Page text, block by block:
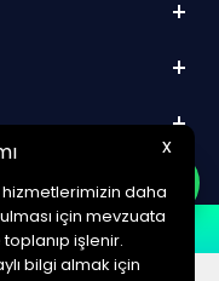
x
daha
için mevzuata
işlenir.
bilgi almak için
©2022 Tüm hakları saklıdır.